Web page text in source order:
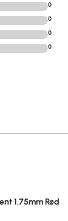
0
0
0
0
1.75mm Rød